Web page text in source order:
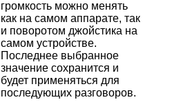
громкость можно менять
как на самом аппарате, так
и поворотом джойстика на
самом устройстве.
Последнее выбранное
значение сохранится и
будет применяться для
последующих разговоров.